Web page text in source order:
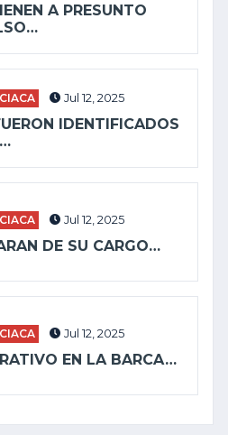
A PRESUNTO
Jul 12, 2025
IDENTIFICADOS
Jul 12, 2025
DE SU CARGO…
Jul 12, 2025
EN LA BARCA…